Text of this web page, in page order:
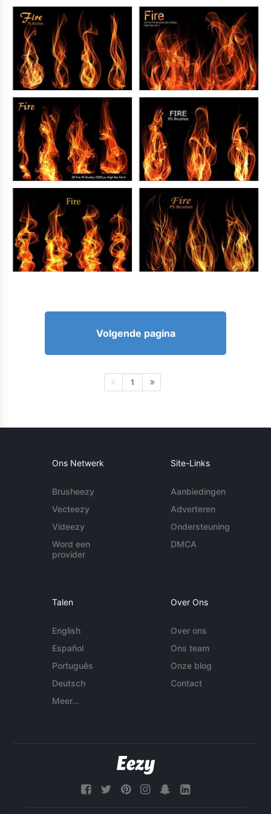
Volgende pagina
1
Ons Netwerk
Brusheezy
Vecteezy
Videezy
Word een
provider
Site-Links
Aanbiedingen
Adverteren
Ondersteuning
DMCA
Talen
English
Español
Português
Deutsch
Meer...
Over Ons
Over ons
Ons team
Onze blog
Contact